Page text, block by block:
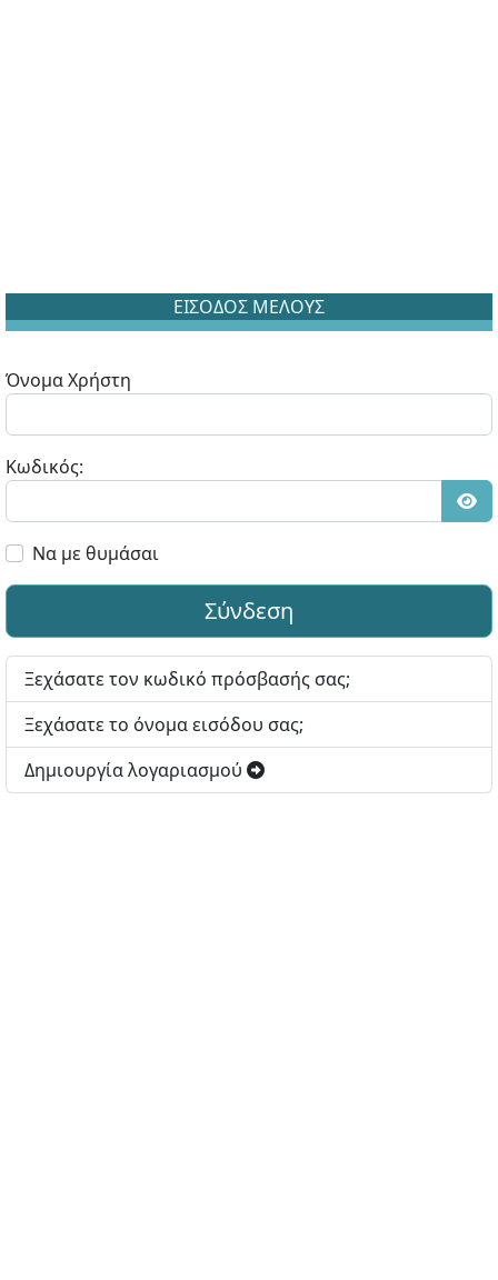
ΕΙΣΟΔΟΣ ΜΕΛΟΥΣ
Όνομα Χρήστη
Κωδικός:
Να με θυμάσαι
Σύνδεση
Ξεχάσατε τον κωδικό πρόσβασής σας;
Ξεχάσατε το όνομα εισόδου σας;
Δημιουργία λογαριασμού